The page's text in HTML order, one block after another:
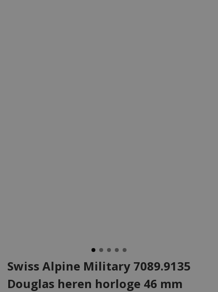
Swiss Alpine Military 7089.9135
Douglas heren horloge 46 mm